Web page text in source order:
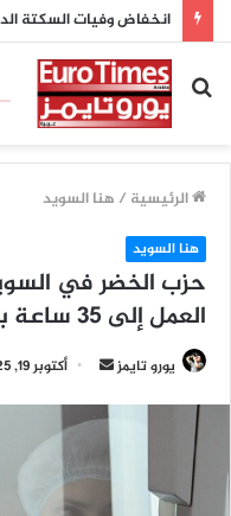
بحث
عن
الرئيسية / هنا السويد
هنا السويد
حزب الخضر في
العمل إلى 35 ساعة بدلا عن 40 ساعة
يورو تايمز
أرسل
إلكترونيا
أكتوبر 19, 2025